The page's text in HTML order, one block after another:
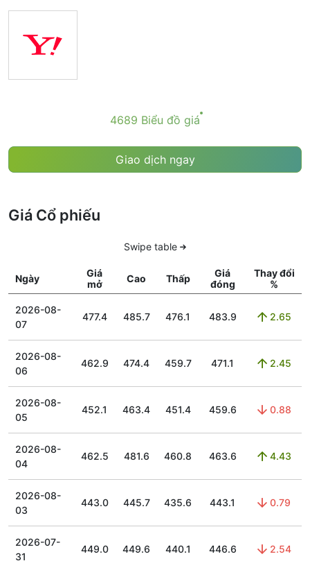
4689 Biểu đồ giá
Giao dịch ngay
Giá Cổ phiếu
Swipe table
Ngày
Giá
mở
Cao Thấp
Giá
đóng
Thay đổi
%
2026-08-
07
477.4 485.7 476.1 483.9 2.65
2026-08-
06
462.9 474.4 459.7 471.1 2.45
2026-08-
05
452.1 463.4 451.4 459.6 0.88
2026-08-
04
462.5 481.6 460.8 463.6 4.43
2026-08-
03
443.0 445.7 435.6 443.1 0.79
2026-07-
31
449.0 449.6 440.1 446.6 2.54